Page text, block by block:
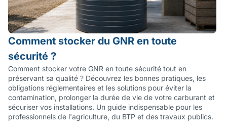
Comment stocker du GNR en toute
sécurité ?
Comment stocker votre GNR en toute sécurité tout en
préservant sa qualité ? Découvrez les bonnes pratiques, les
obligations réglementaires et les solutions pour éviter la
contamination, prolonger la durée de vie de votre carburant et
sécuriser vos installations. Un guide indispensable pour les
professionnels de l'agriculture, du BTP et des travaux publics.